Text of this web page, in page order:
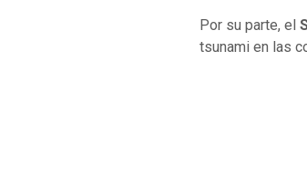
Por su parte, el
tsunami en las